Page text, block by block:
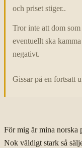
och priset stiger..
Tror inte att dom
eventuellt ska
negativt.
Gissar på en fortsatt
För mig är mina norska
Nok väldigt stark så